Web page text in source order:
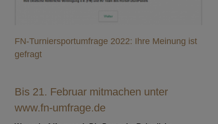
FN-Turniersportumfrage 2022: Ihre Meinung ist
gefragt
Bis 21. Februar mitmachen unter
www.fn-umfrage.de